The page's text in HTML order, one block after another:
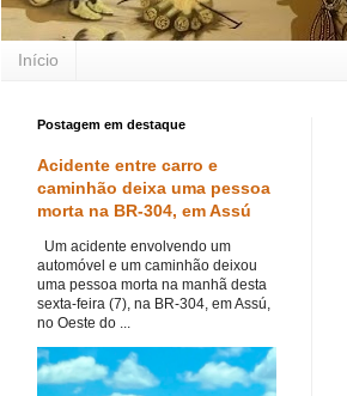
Início
Postagem em destaque
Acidente entre carro e
caminhão deixa uma pessoa
morta na BR-304, em Assú
Um acidente envolvendo um
automóvel e um caminhão deixou
uma pessoa morta na manhã desta
sexta-feira (7), na BR-304, em Assú,
no Oeste do ...